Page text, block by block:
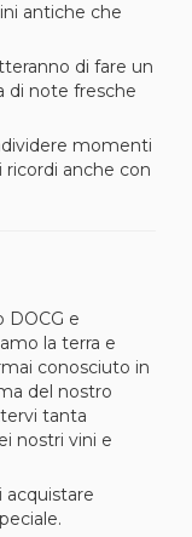
antiche che
di fare un
di note fresche
momenti
anche con
DOCG e
la terra e
conosciuto in
del nostro
tanta
nostri vini e
acquistare